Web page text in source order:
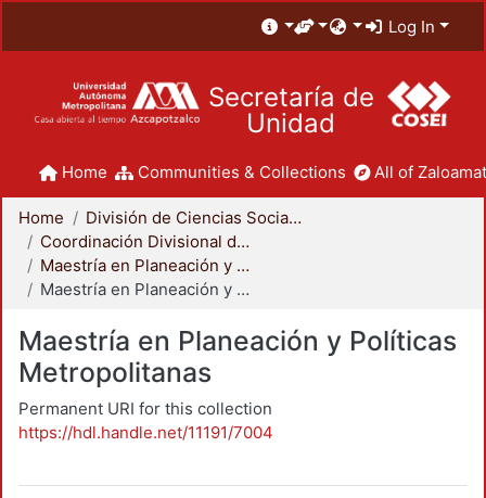
Log In
Secretaría de
Unidad
Home Communities & Collections All of
Home
División de Ciencias Sociales y Humanidades
Coordinación Divisional de Posgrado
Maestría en Planeación y Políticas Metropolitanas
Maestría en Planeación y Políticas Metropolitanas
Maestría en Planeación y Políticas
Metropolitanas
Permanent URI for this collection
https://hdl.handle.net/11191/7004